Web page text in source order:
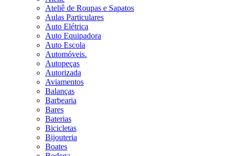
Ateliê de Roupas e Sapatos
Aulas Particulares
Auto Elétrica
Auto Equipadora
Auto Escola
Automóveis.
Autopeças
Autorizada
Aviamentos
Balanças
Barbearia
Bares
Baterias
Bicicletas
Bijouteria
Boates